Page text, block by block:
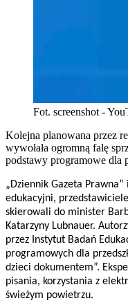
Fot. screenshot -
Kolejna planowana przez
wywołała ogromną falę
podstawy programowe dla
„Dziennik Gazeta
edukacyjni,
skierowali do minister
Katarzyny Lubnauer.
przez Instytut Badań
programowych dla
dzieci dokumentem”.
pisania, korzystania z
świeżym powietrzu.